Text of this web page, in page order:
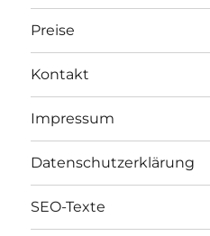
Preise
Kontakt
Impressum
Datenschutzerklärung
SEO-Texte